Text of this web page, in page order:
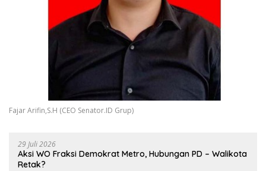
Fajar Arifin,S.H (CEO Senator.ID Grup)
29 Juli 2026
Aksi WO Fraksi Demokrat Metro, Hubungan PD – Walikota
Retak?